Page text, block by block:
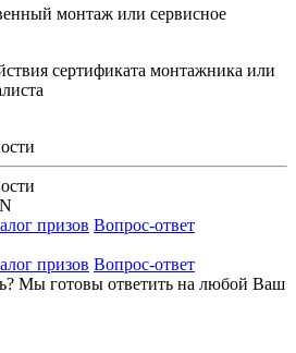
монтаж или сервисное
сертификата монтажника или
призов Вопрос-ответ
призов Вопрос-ответ
Мы готовы ответить на любой Ваш